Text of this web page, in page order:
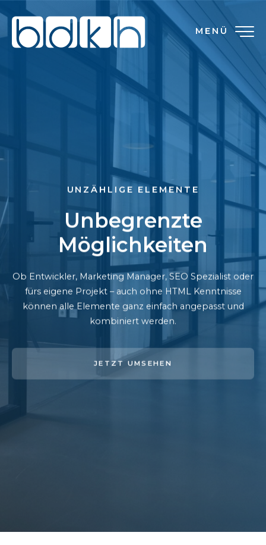
MENÜ
UNZÄHLIGE ELEMENTE
Unbegrenzte
Möglichkeiten
Ob Entwickler, Marketing Manager, SEO Spezialist oder
fürs eigene Projekt – auch ohne HTML Kenntnisse
können alle Elemente ganz einfach angepasst und
kombiniert werden.
JETZT UMSEHEN